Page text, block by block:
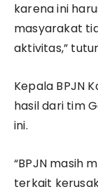
karena ini
masyarakat
aktivitas,”
Kepala BPJN
hasil dari tim
ini.
“BPJN masih
terkait